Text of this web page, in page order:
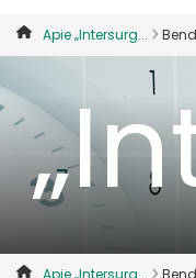
Apie „Intersurg...
Apie „Intersurg...